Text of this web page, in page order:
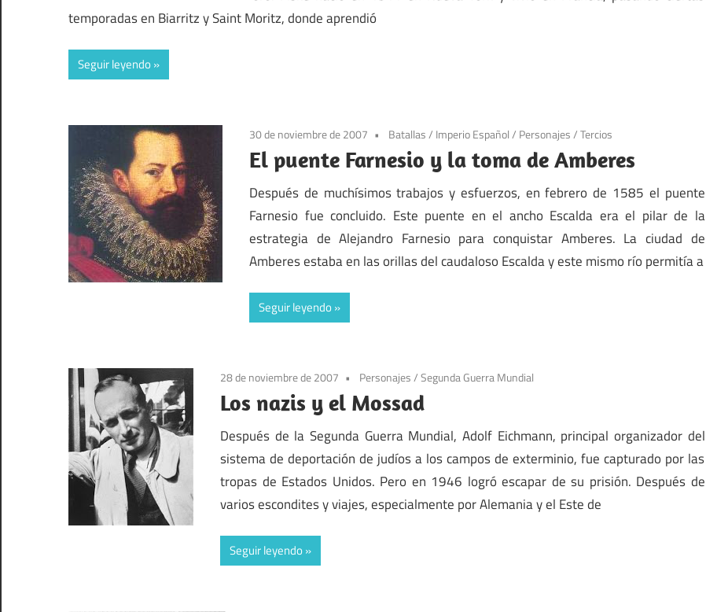
temporadas en Biarritz y Saint Moritz, donde aprendió
Seguir leyendo
30 de noviembre de 2007 Batallas/ Imperio Español/ Personajes/Tercios
El puente Farnesio y la toma de Amberes
Después de muchísimos trabajos y esfuerzos, en febrero de 1585 el puente
Farnesio fue concluido. Este puente en el ancho Escalda era el pilar de la
estrategia de Alejandro Farnesio para conquistar Amberes. La ciudad de
Amberes estaba en las orillas del caudaloso Escalda y este mismo río permitía a
Seguir leyendo
28 de noviembre de 2007 Personajes/Segunda Guerra Mundial
Los nazis y el Mossad
Después de la Segunda Guerra Mundial, Adolf Eichmann, principal organizador del
sistema de deportación de judíos a los campos de exterminio, fue capturado por las
tropas de Estados Unidos. Pero en 1946 logró escapar de su prisión. Después de
varios escondites y viajes, especialmente por Alemania y el Este de
Seguir leyendo